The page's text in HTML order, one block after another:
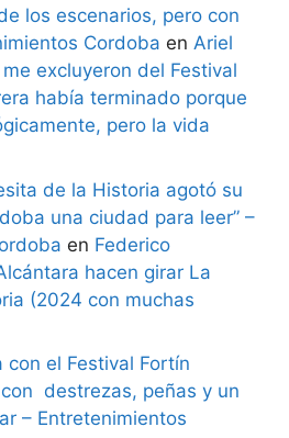
los escenarios, pero con
Cordoba en Ariel
excluyeron del Festival
había terminado porque
pero la vida
de la Historia agotó su
una ciudad para leer” –
en Federico
hacen girar La
(2024 con muchas
con el Festival Fortín
destrezas, peñas y un
– Entretenimientos